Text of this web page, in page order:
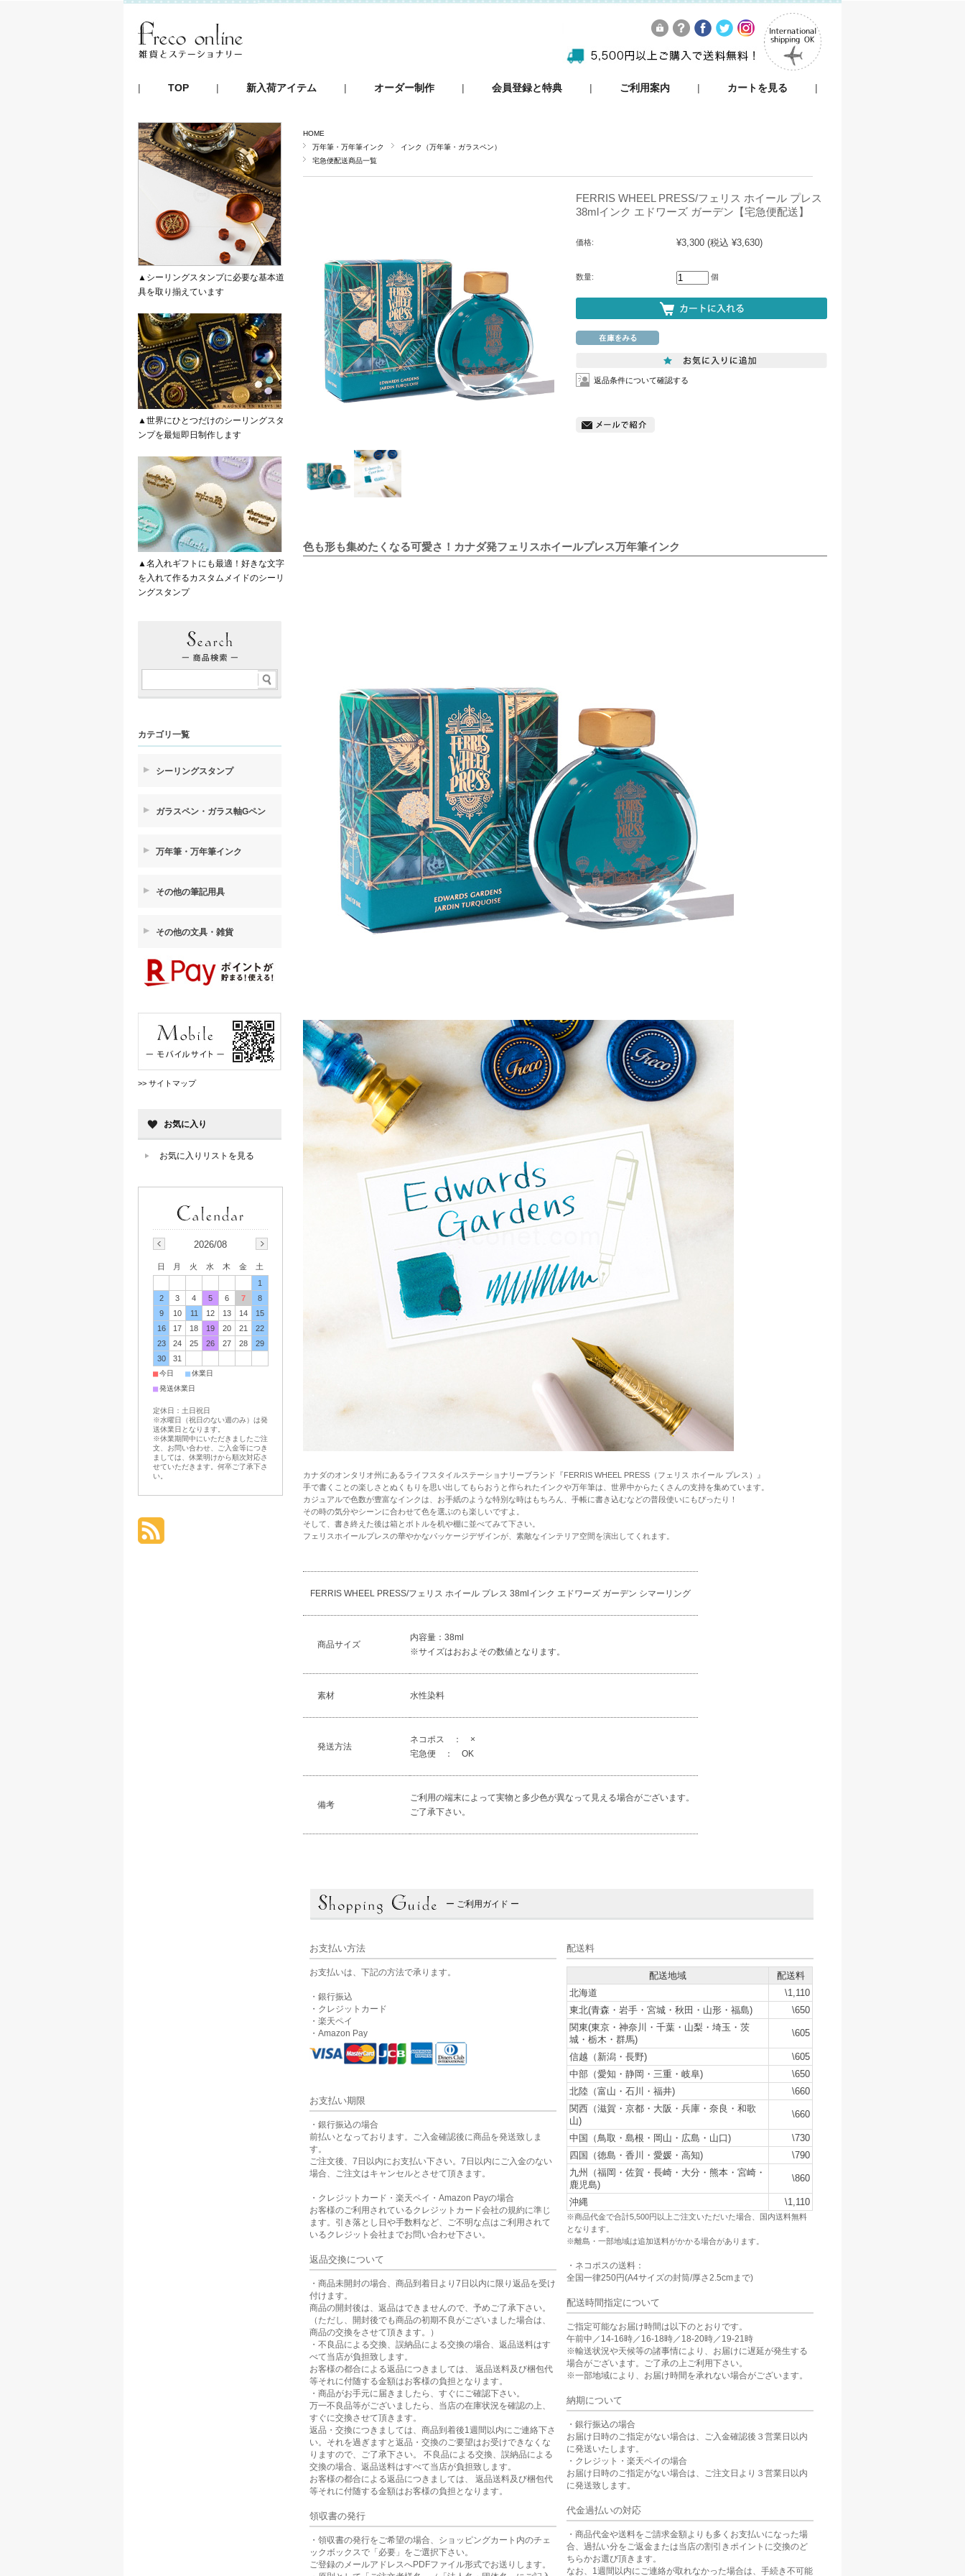
TOP 新入荷アイテム オーダー制作 会員登録と特典 ご利用案内 カートを見る
HOME
万年筆・万年筆インク
インク（万年筆・ガラスペン）
宅急便配送商品一覧
FERRIS WHEEL PRESS/フェリス ホイール プレス
38mlインク エドワーズ ガーデン【宅急便配送】
価格: ¥3,300 (税込 ¥3,630)
数量: 個
返品条件について確認する
色も形も集めたくなる可愛さ！カナダ発フェリスホイールプレス万年筆インク
カナダのオンタリオ州にあるライフスタイルステーショナリーブランド『FERRIS WHEEL PRESS（フェリス ホイール プレス）』
手で書くことの楽しさとぬくもりを思い出してもらおうと作られたインクや万年筆は、世界中からたくさんの支持を集めています。
カジュアルで色数が豊富なインクは、お手紙のような特別な時はもちろん、手帳に書き込むなどの普段使いにもぴったり！
その時の気分やシーンに合わせて色を選ぶのも楽しいですよ。
そして、書き終えた後は箱とボトルを机や棚に並べてみて下さい。
フェリスホイールプレスの華やかなパッケージデザインが、素敵なインテリア空間を演出してくれます。
FERRIS WHEEL PRESS/フェリス ホイール プレス 38mlインク エドワーズ ガーデン シマーリング
商品サイズ
内容量：38ml
※サイズはおおよその数値となります。
素材 水性染料
発送方法
ネコポス ： ×
宅急便 ： OK
備考
ご利用の端末によって実物と多少色が異なって見える場合がございます。
ご了承下さい。
ー ご利用ガイド ー
お支払い方法
お支払いは、下記の方法で承ります。
・銀行振込
・クレジットカード
・楽天ペイ
・Amazon Pay
お支払い期限
・銀行振込の場合
前払いとなっております。ご入金確認後に商品を発送致しま
す。
ご注文後、7日以内にお支払い下さい。7日以内にご入金のない
場合、ご注文はキャンセルとさせて頂きます。
・クレジットカード・楽天ペイ・Amazon Payの場合
お客様のご利用されているクレジットカード会社の規約に準じ
ます。引き落とし日や手数料など、ご不明な点はご利用されて
いるクレジット会社までお問い合わせ下さい。
返品交換について
・商品未開封の場合、商品到着日より7日以内に限り返品を受け
付けます。
商品の開封後は、返品はできませんので、予めご了承下さい。
（ただし、開封後でも商品の初期不良がございました場合は、
商品の交換をさせて頂きます。）
・不良品による交換、誤納品による交換の場合、返品送料はす
べて当店が負担致します。
お客様の都合による返品につきましては、 返品送料及び梱包代
等それに付随する金額はお客様の負担となります。
・商品がお手元に届きましたら、すぐにご確認下さい。
万一不良品等がございましたら、当店の在庫状況を確認の上、
すぐに交換させて頂きます。
返品・交換につきましては、商品到着後1週間以内にご連絡下さ
い。それを過ぎますと返品・交換のご要望はお受けできなくな
りますので、ご了承下さい。 不良品による交換、誤納品による
交換の場合、返品送料はすべて当店が負担致します。
お客様の都合による返品につきましては、 返品送料及び梱包代
等それに付随する金額はお客様の負担となります。
領収書の発行
・領収書の発行をご希望の場合、ショッピングカート内のチェ
ックボックスで「必要」をご選択下さい。
ご登録のメールアドレスへPDFファイル形式でお送りします。
配送料
配送地域
配送料
北海道
\1,110
東北(青森・岩手・宮城・秋田・山形・福島)
\650
関東(東京・神奈川・千葉・山梨・埼玉・茨
城・栃木・群馬)
\605
信越（新潟・長野)
\605
中部（愛知・静岡・三重・岐阜)
\650
北陸（富山・石川・福井)
\660
関西（滋賀・京都・大阪・兵庫・奈良・和歌
山)
\660
中国（鳥取・島根・岡山・広島・山口)
\730
四国（徳島・香川・愛媛・高知)
\790
九州（福岡・佐賀・長崎・大分・熊本・宮崎・
鹿児島)
\860
沖縄 \1,110
※商品代金で合計5,500円以上ご注文いただいた場合、国内送料無料
となります。
※離島・一部地域は追加送料がかかる場合があります。
・ネコポスの送料：
全国一律250円(A4サイズの封筒/厚さ2.5cmまで)
配送時間指定について
ご指定可能なお届け時間は以下のとおりです。
午前中／14-16時／16-18時／18-20時／19-21時
※輸送状況や天候等の諸事情により、お届けに遅延が発生する
場合がございます。ご了承の上ご利用下さい。
※一部地域により、お届け時間を承れない場合がございます。
納期について
・銀行振込の場合
お届け日時のご指定がない場合は、ご入金確認後３営業日以内
に発送いたします。
・クレジット・楽天ペイの場合
お届け日時のご指定がない場合は、ご注文日より３営業日以内
に発送致します。
代金過払いの対応
・商品代金や送料をご請求金額よりも多くお支払いになった場
合、過払い分をご返金または当店の割引きポイントに交換のど
ちらかお選び頂きます。
なお、1週間以内にご連絡が取れなかった場合は、手続き不可能
▲シーリングスタンプに必要な基本道
具を取り揃えています
▲世界にひとつだけのシーリングスタ
ンプを最短即日制作します
▲名入れギフトにも最適！好きな文字
を入れて作るカスタムメイドのシーリ
ングスタンプ
カテゴリ一覧
シーリングスタンプ
ガラスペン・ガラス軸Gペン
万年筆・万年筆インク
その他の筆記用具
その他の文具・雑貨
>> サイトマップ
お気に入り
お気に入りリストを見る
2026/08
日 月 火 水 木 金
土
1
2
3 4 5 6 7
8
9
10 11 12 13 14
15
16
17 18 19 20 21
22
23
24 25 26 27 28
29
30
31
■今日 ■休業日
■発送休業日
定休日：土日祝日
※水曜日（祝日のない週のみ）は発
送休業日となります。
※休業期間中にいただきましたご注
文、お問い合わせ、ご入金等につき
ましては、休業明けから順次対応さ
せていただきます。何卒ご了承下さ
い。